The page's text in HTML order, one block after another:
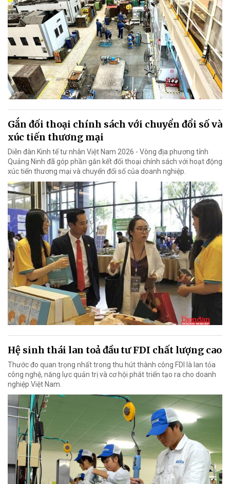
Gắn đối thoại chính sách với chuyển đổi số và
xúc tiến thương mại
Diễn đàn Kinh tế tư nhân Việt Nam 2026 - Vòng địa phương tỉnh
Quảng Ninh đã góp phần gắn kết đối thoại chính sách với hoạt động
xúc tiến thương mại và chuyển đổi số của doanh nghiệp.
Hệ sinh thái lan toả đầu tư FDI chất lượng cao
Thước đo quan trọng nhất trong thu hút thành công FDI là lan tỏa
công nghệ, năng lực quản trị và cơ hội phát triển tạo ra cho doanh
nghiệp Việt Nam.